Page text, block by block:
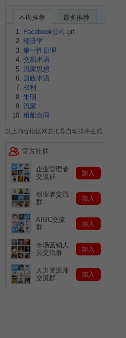
本周推荐
最多推荐
Facebook公司.gif
经济学
第一性原理
交易术语
流家思想
财政术语
权利
朱明
流家
租船合同
以上内容根据网友推荐自动排序生成
官方社群
企业管理者
交流群
加入
创业者交流
群
加入
AIGC交流
群
加入
市场营销人
员交流群
加入
人力资源师
交流群
加入